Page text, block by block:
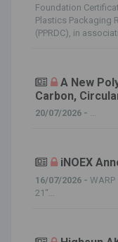
Foundation
Plastics Packaging
(PPRDC), in
A New
Carbon,
20/07/2026 - ...
iNOEX
16/07/2026 -
21“...